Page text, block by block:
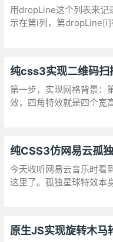
用dropLine这个列表来
示在第i列，第
法，这里的三个参数分
纯css3实现二维码扫
第一步，实现网格背景：
效，四角特效就是四个宽
纯CSS3仿网易云孤
今天收听网易云音乐时看
这里了。孤独星球特效本
原生JS实现旋转木马